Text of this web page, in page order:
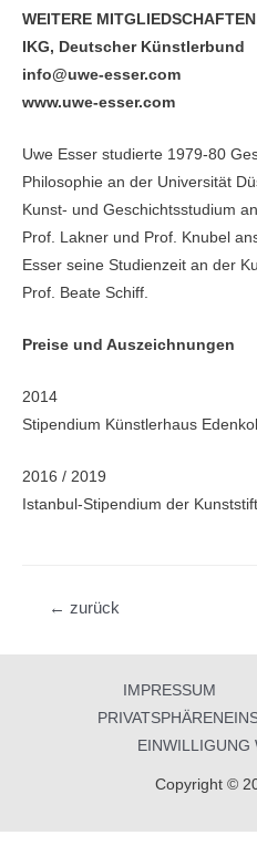
WEITERE
IKG, Deutscher Künstlerbund
info@uwe-esser.com
www.uwe-esser.com
Uwe Esser studierte 1979-80
Philosophie an der Universität
Kunst- und Geschichtsstudium
Prof. Lakner und Prof. Knubel
Esser seine Studienzeit an der
Prof. Beate Schiff.
Preise und Auszeichnungen
2014
Stipendium Künstlerhaus
2016 / 2019
Istanbul-Stipendium der
Beitragsnavigation
← zurück
IMPRESSUM
EINWILLIGUNG
Copyright ©